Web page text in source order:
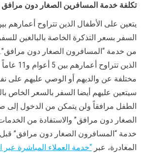
تكلفة خدمة المسافرين الصغار دون
السفر بسعر التذكرة الخاصة بالبالغين
من خدمة “المسافرون الصغار دون
الذين
مختلفة عن والديهم أو الوصي عليهم على
سيتعين عليهم أيضا السفر بالسعر الخاص
الطفل مرافقاً ولن يتمكن من الدخول إلى
الصغار دون مرافق” والاستفادة من
المغادرة، عبر “خدمة العملاء المباشرة عبر